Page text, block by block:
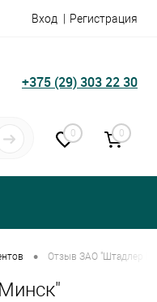
Вход Регистрация
+375 (29) 303 22 30
0 0
• Отзыв ЗАО "Штадлер